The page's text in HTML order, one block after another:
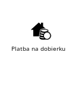
Platba na dobierku